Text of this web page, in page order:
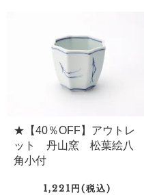
★【40％OFF】アウトレ
ット 丹山窯 松葉絵八
角小付
1,221円(税込)